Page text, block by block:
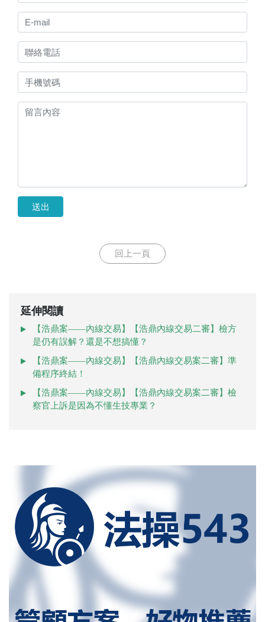
送出
回上一頁
延伸閱讀
【浩鼎案——內線交易】【浩鼎內線交易二審】檢方
是仍有誤解？還是不想搞懂？
【浩鼎案——內線交易】【浩鼎內線交易案二審】準
備程序終結！
【浩鼎案——內線交易】【浩鼎內線交易案二審】檢
察官上訴是因為不懂生技專業？